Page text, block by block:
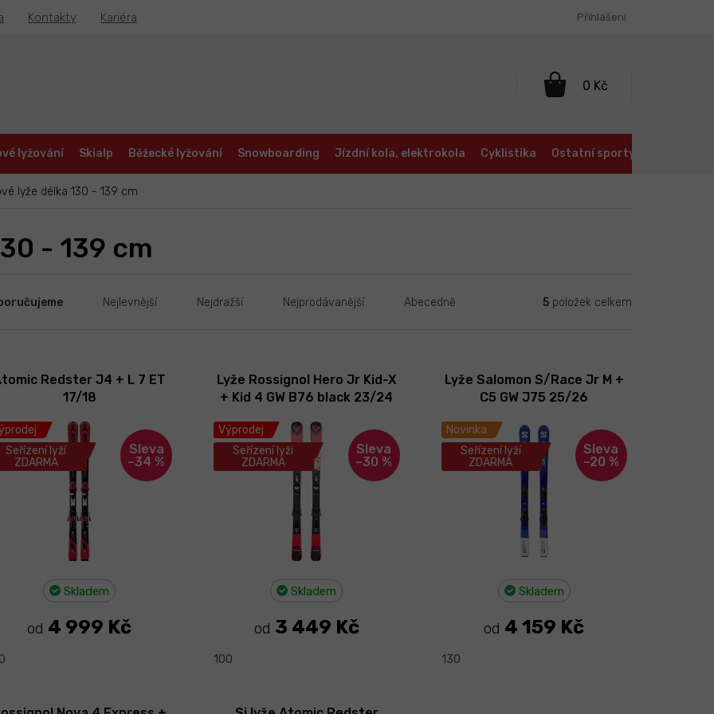
Kontakty Kariéra Přihlášení
NÁKUPNÍ
lyžování Skialp Běžecké lyžování Snowboarding Jízdní kola, elektrokola Cyklistika Ostatní sporty
lyže délka 130 - 139 cm
- 139 cm
Nejlevnější Nejdražší Nejprodávanější Abecedně 5 položek celkem
Seřízení lyží
ZDARMA
–34 %
Redster J4 + L 7 ET
17/18
Skladem
od 4 999 Kč
Výprodej
Seřízení lyží
ZDARMA
–30 %
Lyže Rossignol Hero Jr Kid-X
+ Kid 4 GW B76 black 23/24
Skladem
od 3 449 Kč
100
Novinka
Seřízení lyží
ZDARMA
–20 %
Lyže Salomon S/Race Jr M +
C5 GW J75 25/26
Skladem
od 4 159 Kč
130